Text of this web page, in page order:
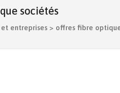
sociétés
entreprises> offres fibre